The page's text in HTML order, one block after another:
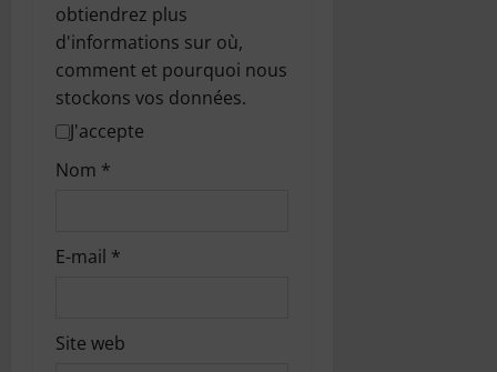
obtiendrez plus
d'informations sur où,
comment et pourquoi nous
stockons vos données.
J'accepte
Nom *
E-mail *
Site web